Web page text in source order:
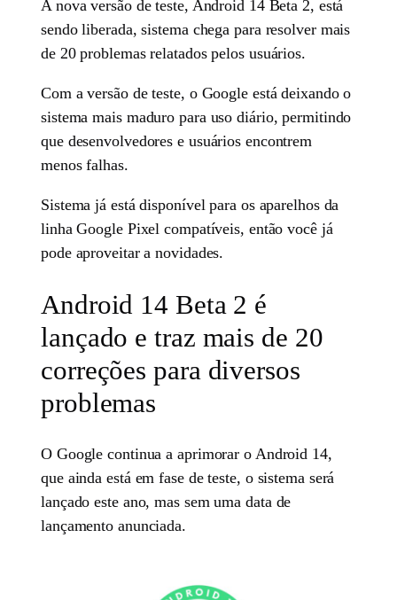
A nova versão de teste, Android 14 Beta 2, está
sendo liberada, sistema chega para resolver mais
de 20 problemas relatados pelos usuários.
Com a versão de teste, o Google está deixando o
sistema mais maduro para uso diário, permitindo
que desenvolvedores e usuários encontrem
menos falhas.
Sistema já está disponível para os aparelhos da
linha Google Pixel compatíveis, então você já
pode aproveitar a novidades.
Android 14 Beta 2 é
lançado e traz mais de 20
correções para diversos
problemas
O Google continua a aprimorar o Android 14,
que ainda está em fase de teste, o sistema será
lançado este ano, mas sem uma data de
lançamento anunciada.